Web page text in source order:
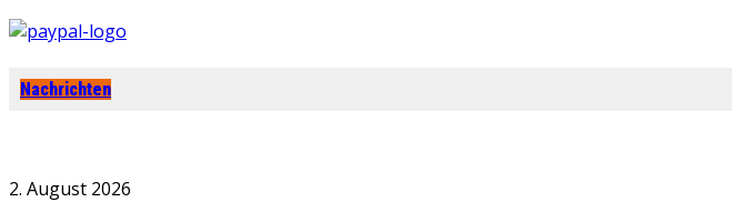
Nachrichten
2. August 2026